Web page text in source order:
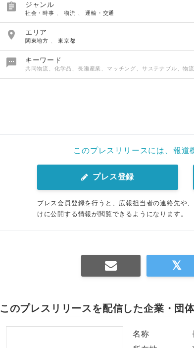
 ジャンル
社会・時事 、物流 、運輸・交通
 エリア
関東地方 、東京都
 キーワード
共同物流、化学品、長瀬産業、マッチング、サステナブル、物
このプレスリリースには、報道
プレス登録
プレス会員登録を行うと、広報担当者の連絡先や
けに公開する情報が閲覧できるようになります。
このプレスリリースを配信した企業・団
名称